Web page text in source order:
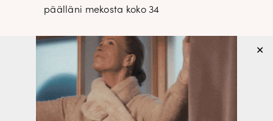
päälläni mekosta koko 34
✕